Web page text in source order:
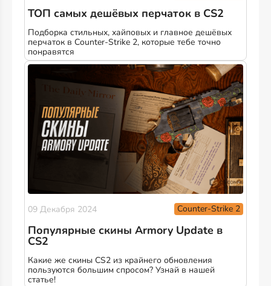
ТОП самых дешёвых перчаток в CS2
Подборка стильных, хайповых и главное дешёвых
перчаток в Counter-Strike 2, которые тебе точно
понравятся
09 Декабря 2024 Counter-Strike 2
Популярные скины Armory Update в
CS2
Какие же скины CS2 из крайнего обновления
пользуются большим спросом? Узнай в нашей
статье!